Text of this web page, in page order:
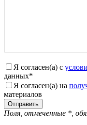
Я согласен(а) с
данных*
Я согласен(а) на
материалов
Поля, отмеченные *,